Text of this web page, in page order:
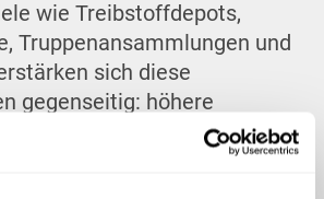
wie Treibstoffdepots,
Truppenansammlungen und
sich diese
gegenseitig: höhere
schützt vor
Höhe erschwert die